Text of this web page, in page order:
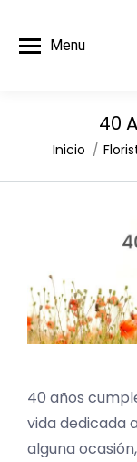
Menu
40
Estás aquí:
Inicio
40 años
vida dedicada
alguna